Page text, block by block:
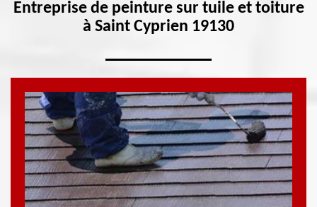
Entreprise de peinture sur tuile et toiture
à Saint Cyprien 19130